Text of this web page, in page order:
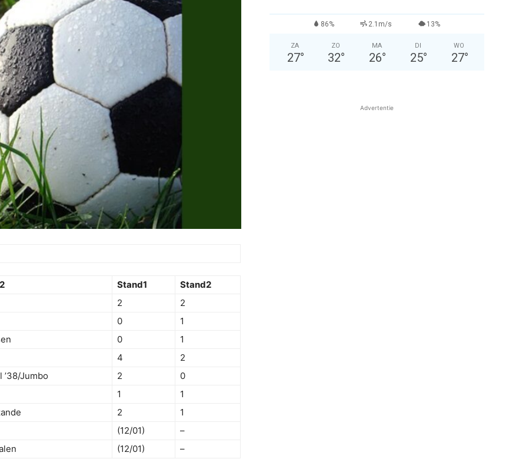
Stand1
Stand2
2
2
0
1
0
1
4
2
’38/Jumbo 2
0
1
1
2
1
(12/01)
–
(12/01) –
86% 2.1m/s 13%
ZA
27°
ZO
32°
MA
26°
DI
25°
WO
27°
Advertentie